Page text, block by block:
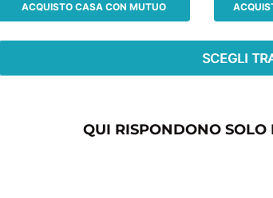
ACQUISTO CASA CON MUTUO
QUI RISPONDONO SOLO